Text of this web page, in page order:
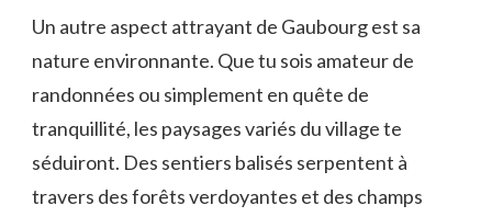
Un autre aspect attrayant de Gaubourg est sa
nature environnante. Que tu sois amateur de
randonnées ou simplement en quête de
tranquillité, les paysages variés du village te
séduiront. Des sentiers balisés serpentent à
travers des forêts verdoyantes et des champs